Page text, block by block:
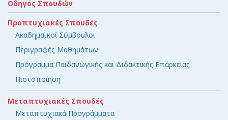
Οδηγός Σπουδών
Προπτυχιακές Σπουδές
Ακαδημαϊκοί Σύμβουλοι
Περιγραφές Μαθημάτων
Πρόγραμμα Παιδαγωγικής και Διδακτικής Επάρκειας
Πιστοποίηση
Μεταπτυχιακές Σπουδές
Μεταπτυχιακά Προγράμματα